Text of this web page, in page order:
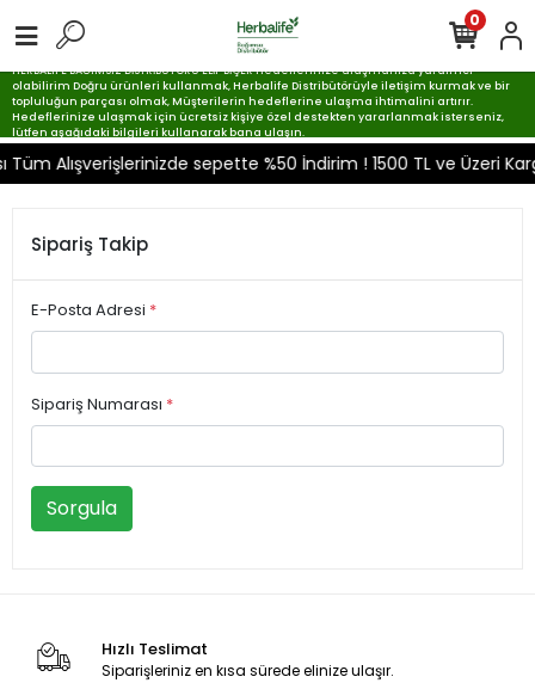
HERBALIFE BAĞIMSIZ DİSTRİBÜTÖRÜ ELİF BİÇER Hedeflerinize ulaşmanıza yardımcı
olabilirim Doğru ürünleri kullanmak, Herbalife Distribütörüyle iletişim kurmak ve bir
topluluğun parçası olmak, Müşterilerin hedeflerine ulaşma ihtimalini artırır.
Hedeflerinize ulaşmak için ücretsiz kişiye özel destekten yararlanmak isterseniz,
lütfen aşağıdaki bilgileri kullanarak bana ulaşın.
Tüm Alışverişlerinizde sepette %50 İndirim ! 1500 TL ve Üzeri
0
Sipariş Takip
E-Posta Adresi *
Sipariş Numarası *
Sorgula
Hızlı Teslimat
Siparişleriniz en kısa sürede elinize ulaşır.